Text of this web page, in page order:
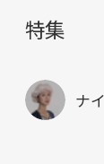
特集
ナ